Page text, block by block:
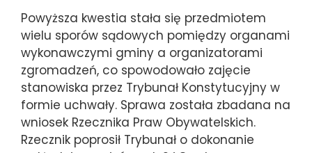
Powyższa kwestia stała się przedmiotem
wielu sporów sądowych pomiędzy organami
wykonawczymi gminy a organizatorami
zgromadzeń, co spowodowało zajęcie
stanowiska przez Trybunał Konstytucyjny w
formie uchwały. Sprawa została zbadana na
wniosek Rzecznika Praw Obywatelskich.
Rzecznik poprosił Trybunał o dokonanie